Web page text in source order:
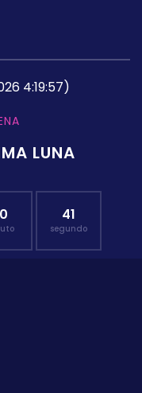
4:19:57)
LUNA
40
segundo